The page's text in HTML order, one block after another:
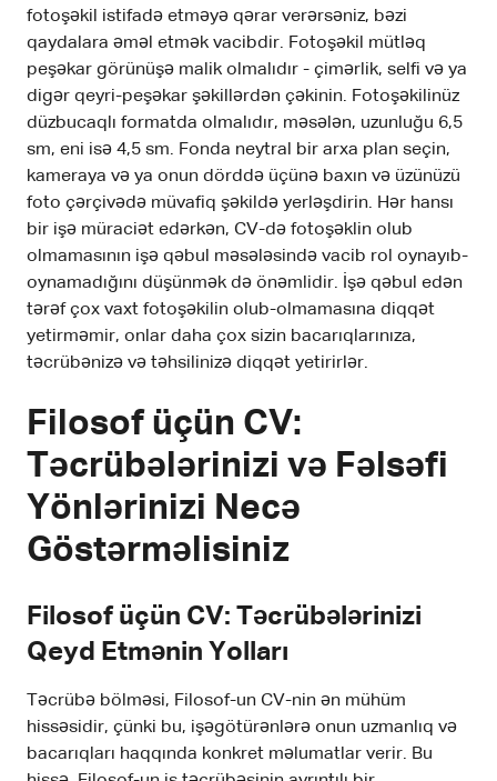
fotoşəkil istifadə etməyə qərar verərsəniz, bəzi
qaydalara əməl etmək vacibdir. Fotoşəkil mütləq
peşəkar görünüşə malik olmalıdır - çimərlik, selfi və ya
digər qeyri-peşəkar şəkillərdən çəkinin. Fotoşəkilinüz
düzbucaqlı formatda olmalıdır, məsələn, uzunluğu 6,5
sm, eni isə 4,5 sm. Fonda neytral bir arxa plan seçin,
kameraya və ya onun dörddə üçünə baxın və üzünüzü
foto çərçivədə müvafiq şəkildə yerləşdirin. Hər hansı
bir işə müraciət edərkən, CV-də fotoşəklin olub
olmamasının işə qəbul məsələsində vacib rol oynayıb-
oynamadığını düşünmək də önəmlidir. İşə qəbul edən
tərəf çox vaxt fotoşəkilin olub-olmamasına diqqət
yetirməmir, onlar daha çox sizin bacarıqlarınıza,
təcrübənizə və təhsilinizə diqqət yetirirlər.
Filosof üçün CV:
Təcrübələrinizi və Fəlsəfi
Yönlərinizi Necə
Göstərməlisiniz
Filosof üçün CV: Təcrübələrinizi
Qeyd Etmənin Yolları
Təcrübə bölməsi, Filosof-un CV-nin ən mühüm
hissəsidir, çünki bu, işəgötürənlərə onun uzmanlıq və
bacarıqları haqqında konkret məlumatlar verir. Bu